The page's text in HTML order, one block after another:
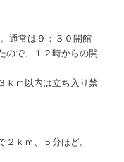
通常は９：３０開館
ので、１２時からの開
ｋｍ以内は立ち入り禁
ｋｍ、５分ほど。